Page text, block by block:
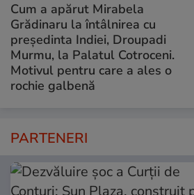
Cum a apărut Mirabela
Grădinaru la întâlnirea cu
președinta Indiei, Droupadi
Murmu, la Palatul Cotroceni.
Motivul pentru care a ales o
rochie galbenă
PARTENERI